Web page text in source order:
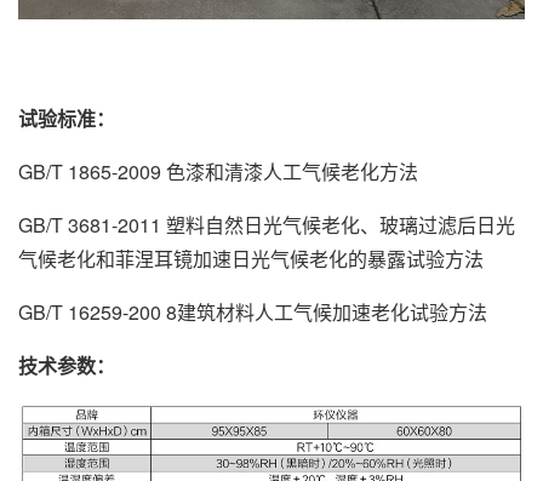
试验标准：
GB/T 1865-2009 色漆和清漆人工气候老化方法
GB/T 3681-2011 塑料自然日光气候老化、玻璃过滤后日光
气候老化和菲涅耳镜加速日光气候老化的暴露试验方法
GB/T 16259-200 8建筑材料人工气候加速老化试验方法
技术参数：